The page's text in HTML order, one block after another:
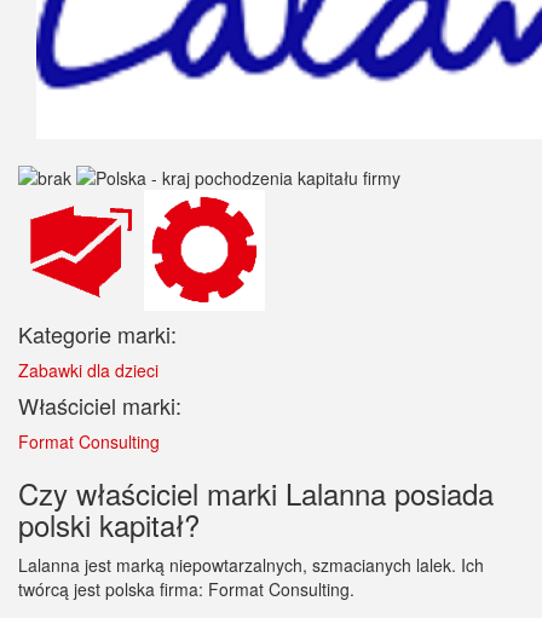
Kategorie marki:
Zabawki dla dzieci
Właściciel marki:
Format Consulting
Czy właściciel marki Lalanna posiada
polski kapitał?
Lalanna jest marką niepowtarzalnych, szmacianych lalek. Ich
twórcą jest polska firma: Format Consulting.